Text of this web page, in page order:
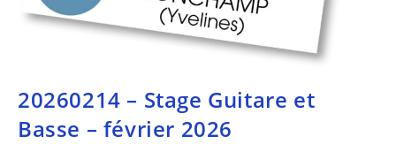
20260214 – Stage Guitare et
Basse – février 2026